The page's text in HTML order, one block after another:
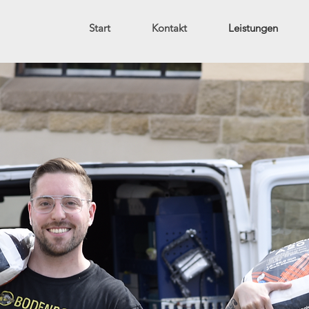
Start Kontakt Leistungen